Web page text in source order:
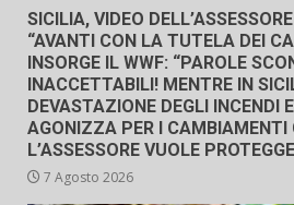
SICILIA, VIDEO
“AVANTI CON LA TUTELA DEI
INSORGE IL WWF: “PAROLE
INACCETTABILI! MENTRE IN
DEVASTAZIONE DEGLI INCENDI
AGONIZZA PER I CAMBIAMENTI
L’ASSESSORE VUOLE
7 Agosto 2026